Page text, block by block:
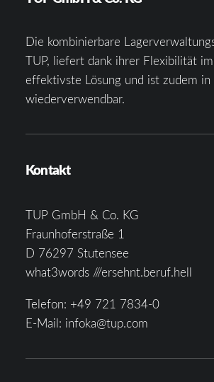
Die kombinierbare
TUP, liefert dank ihrer Flexibilität
effektivste Lösung und ist zudem in
wiederverwendbar.
Kontakt
TUP GmbH & Co. KG
Fraunhoferstraße 1
D 76297 Stutensee
what3words ///ersehnt.beruf.hell
Telefon: +49 721 7834-0
E-Mail: infoka@tup.com